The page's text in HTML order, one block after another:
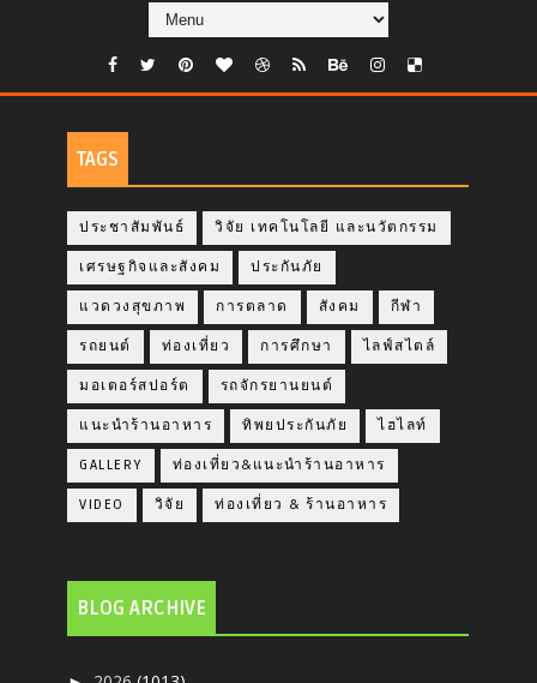
TAGS
ประชาสัมพันธ์ วิจัย เทคโนโลยี และนวัตกรรม
เศรษฐกิจและสังคม ประกันภัย
แวดวงสุขภาพ การตลาด สังคม กีฬา
รถยนต์ ท่องเที่ยว การศึกษา ไลฟ์สไตล์
มอเตอร์สปอร์ต รถจักรยานยนต์
แนะนำร้านอาหาร ทิพยประกันภัย ไฮไลท์
GALLERY ท่องเที่ยว&แนะนำร้านอาหาร
VIDEO วิจัย ท่องเที่ยว & ร้านอาหาร
BLOG ARCHIVE